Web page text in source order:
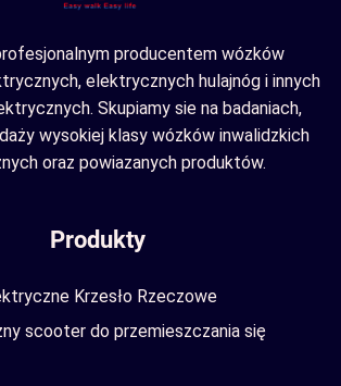
producentem wózków
elektrycznych hulajnóg i innych
Skupiamy sie na badaniach,
wysokiej klasy wózków inwalidzkich
oraz powiazanych produktów.
Produkty
Krzesło Rzeczowe
scooter do przemieszczania się